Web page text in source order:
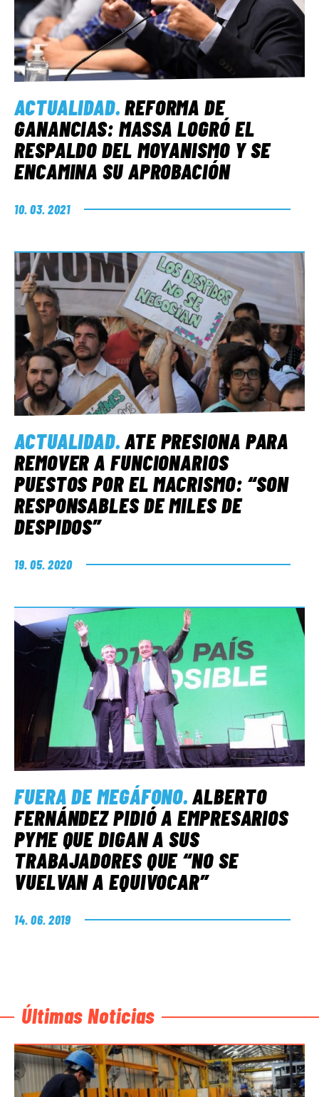
ACTUALIDAD.REFORMA DE
GANANCIAS: MASSA LOGRÓ EL
RESPALDO DEL MOYANISMO Y SE
ENCAMINA SU APROBACIÓN
10. 03. 2021
ACTUALIDAD.ATE PRESIONA PARA
REMOVER A FUNCIONARIOS
PUESTOS POR EL MACRISMO: “SON
RESPONSABLES DE MILES DE
DESPIDOS”
19. 05. 2020
FUERA DE MEGÁFONO. ALBERTO
FERNÁNDEZ PIDIÓ A EMPRESARIOS
PYME QUE DIGAN A SUS
TRABAJADORES QUE “NO SE
VUELVAN A EQUIVOCAR”
14. 06. 2019
Últimas Noticias